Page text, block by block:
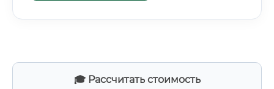
🎓 Рассчитать стоимость